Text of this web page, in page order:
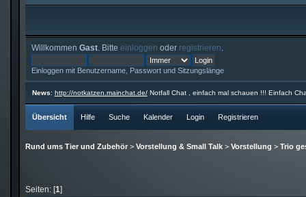
Willkommen Gast. Bitte einloggen oder registrieren
Einloggen mit Benutzername, Passwort und Sitzungslänge
News: http://notkatzen.mainchat.de/Notfall Chat , einfach mal schauen !!! Einfach
Übersicht Hilfe Suche Kalender Login Registrieren
Rund ums Tier und Zubehör> Vorstellung & Small Talk> Vorstellung > Trio
Seiten: [1]